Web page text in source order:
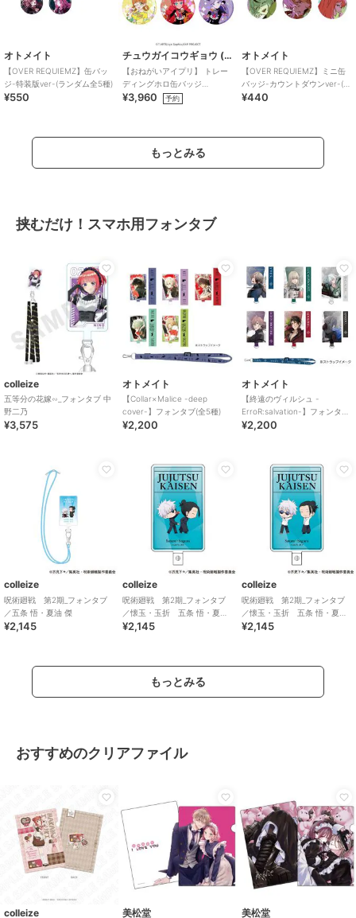
オトメイト
【OVER REQUIEMZ】缶バッ
ジ-特装版ver-(ランダム全5種)
¥550
チュウガイコウギョウ (Chugai Mining)
【おねがいアイプリ】 トレー
ディングホロ缶バッジ
（1SET/6個入り）
¥3,960 予約
オトメイト
【OVER REQUIEMZ】ミニ缶
バッジ-カウントダウンver-(ラ
ンダム全6種)
¥440
もっとみる
挟むだけ！スマホ用フォンタブ
colleize
五等分の花嫁∽_フォンタブ 中
野二乃
¥3,575
オトメイト
【Collar×Malice -deep
cover-】フォンタブ(全5種)
¥2,200
オトメイト
【終遠のヴィルシュ -
ErroR:salvation-】フォンタブ
(全6種)
¥2,200
colleize
呪術廻戦 第2期_フォンタブ
／五条 悟・夏油 傑
¥2,145
colleize
呪術廻戦 第2期_フォンタブ
／懐玉・玉折 五条 悟・夏油
傑 B
¥2,145
colleize
呪術廻戦 第2期_フォンタブ
／懐玉・玉折 五条 悟・夏油
傑 A
¥2,145
もっとみる
おすすめのクリアファイル
colleize 美松堂 美松堂